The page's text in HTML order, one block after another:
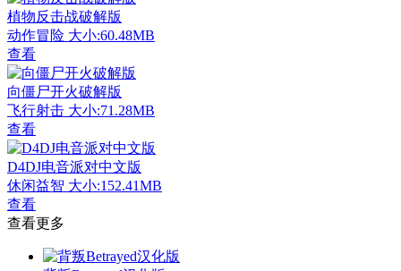
植物反击战破解版
动作冒险 大小:60.48MB
查看
向僵尸开火破解版
飞行射击 大小:71.28MB
查看
D4DJ电音派对中文版
休闲益智 大小:152.41MB
查看
查看更多